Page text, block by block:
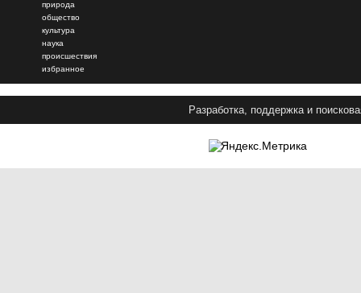
природа
общество
культура
наука
происшествия
избранное
Разработка, поддержка и